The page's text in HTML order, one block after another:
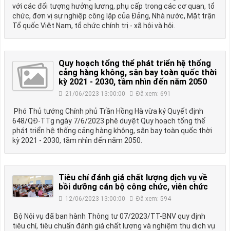
với các đối tượng hưởng lương, phụ cấp trong các cơ quan, tổ
chức, đơn vị sự nghiệp công lập của Đảng, Nhà nước, Mặt trận
Tổ quốc Việt Nam, tổ chức chính trị - xã hội và hội.
Quy hoạch tổng thể phát triển hệ thống
cảng hàng không, sân bay toàn quốc thời
kỳ 2021 - 2030, tầm nhìn đến năm 2050
21/06/2023 13:00:00 Đã xem: 691
Phó Thủ tướng Chính phủ Trần Hồng Hà vừa ký Quyết định
648/QĐ-TTg ngày 7/6/2023 phê duyệt Quy hoạch tổng thể
phát triển hệ thống cảng hàng không, sân bay toàn quốc thời
kỳ 2021 - 2030, tầm nhìn đến năm 2050.
Tiêu chí đánh giá chất lượng dịch vụ về
bồi dưỡng cán bộ công chức, viên chức
12/06/2023 13:00:00 Đã xem: 594
Bộ Nội vụ đã ban hành Thông tư 07/2023/TT-BNV quy định
tiêu chí, tiêu chuẩn đánh giá chất lượng và nghiệm thu dịch vụ